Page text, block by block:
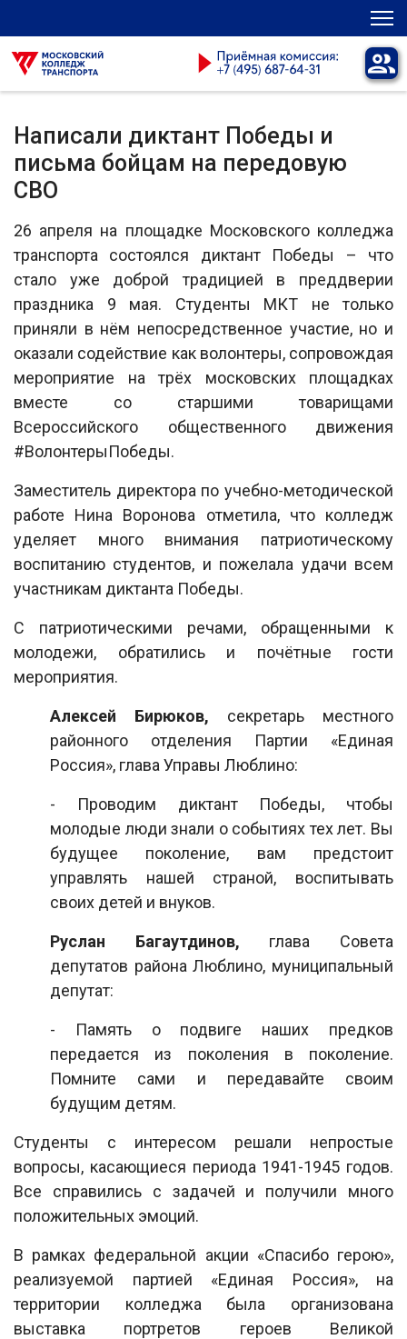
Написали диктант Победы и
письма бойцам на передовую
СВО
26 апреля на площадке Московского колледжа
транспорта состоялся диктант Победы – что
стало уже доброй традицией в преддверии
праздника 9 мая. Студенты МКТ не только
приняли в нём непосредственное участие, но и
оказали содействие как волонтеры, сопровождая
мероприятие на трёх московских площадках
вместе со старшими товарищами
Всероссийского общественного движения
#ВолонтерыПобеды.
Заместитель директора по учебно-методической
работе Нина Воронова отметила, что колледж
уделяет много внимания патриотическому
воспитанию студентов, и пожелала удачи всем
участникам диктанта Победы.
С патриотическими речами, обращенными к
молодежи, обратились и почётные гости
мероприятия.
Алексей Бирюков, секретарь местного
районного отделения Партии «Единая
Россия», глава Управы Люблино:
- Проводим диктант Победы, чтобы
молодые люди знали о событиях тех лет. Вы
будущее поколение, вам предстоит
управлять нашей страной, воспитывать
своих детей и внуков.
Руслан Багаутдинов, глава Совета
депутатов района Люблино, муниципальный
депутат:
- Память о подвиге наших предков
передается из поколения в поколение.
Помните сами и передавайте своим
будущим детям.
Студенты с интересом решали непростые
вопросы, касающиеся периода 1941-1945 годов.
Все справились с задачей и получили много
положительных эмоций.
В рамках федеральной акции «Спасибо герою»,
реализуемой партией «Единая Россия», на
территории колледжа была организована
выставка портретов героев Великой